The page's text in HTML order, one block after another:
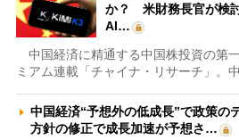
か？ 米財務長官が検
AI…
中国経済に精通する中国株投資の第
ミアム連載「チャイナ・リサーチ」。
中国経済“予想外の低成長”で政策
方針の修正で成長加速が予想さ…